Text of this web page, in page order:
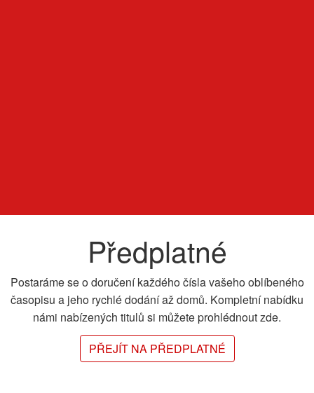
Předplatné
Postaráme se o doručení každého čísla vašeho oblíbeného
časopisu a jeho rychlé dodání až domů. Kompletní nabídku
námi nabízených titulů si můžete prohlédnout zde.
PŘEJÍT NA PŘEDPLATNÉ